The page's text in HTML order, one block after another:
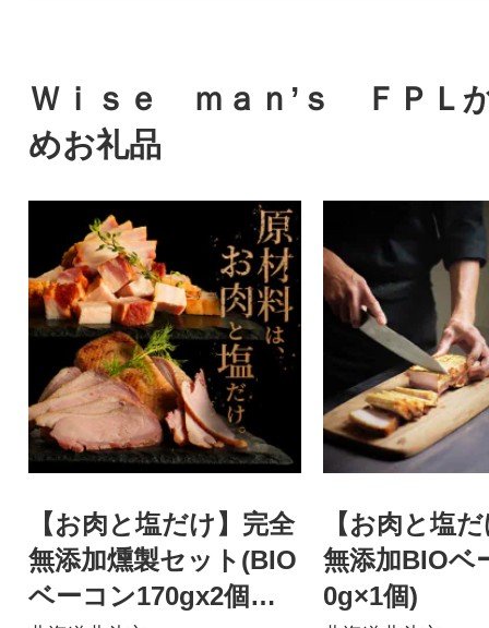
Ｗｉｓｅ ｍａｎ’ｓ ＦＰＬ
めお礼品
【お肉と塩だけ】完全
無添加燻製セット(BIO
ベーコン170gx2個、
【お肉と塩
無添加BIOベ
0g×1個)